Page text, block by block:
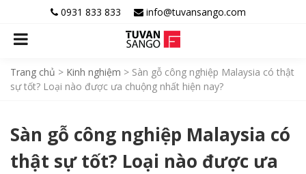
0931 833 833 info@tuvansango.com
Trang chủ > Kinh nghiệm > Sàn gỗ công nghiệp Malaysia có thật
sự tốt? Loại nào được ưa chuộng nhất hiện nay?
Sàn gỗ công nghiệp Malaysia có
thật sự tốt? Loại nào được ưa